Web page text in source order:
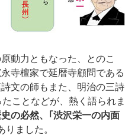
動力ともなった、とのこ
寺檀家で延暦寺顧問である
文の師もまた、明治の三詩
ことなどが、熱く語られま
の必然、｢渋沢栄一の内面
ました。